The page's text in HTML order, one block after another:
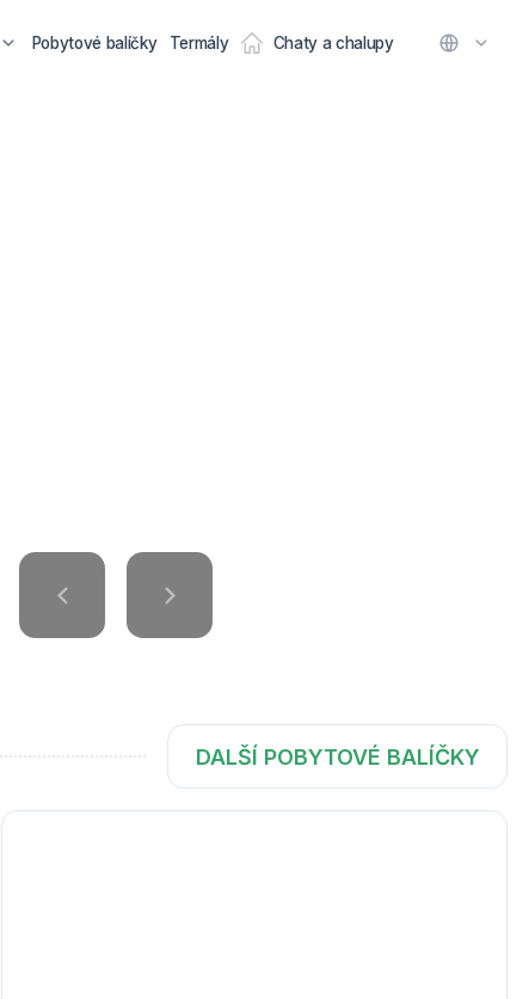
Pobytové balíčky Termály Chaty a chalupy
DALŠÍ POBYTOVÉ BALÍČKY